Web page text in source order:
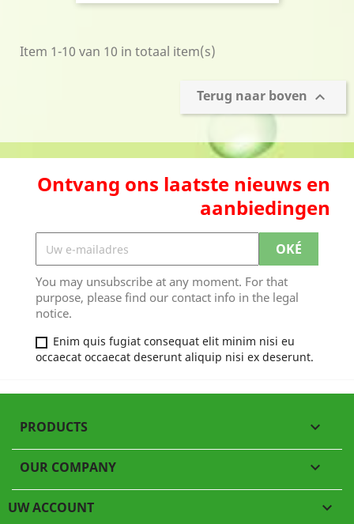
Item 1-10 van 10 in totaal item(s)
Terug naar boven 
Ontvang ons laatste nieuws en
aanbiedingen
You may unsubscribe at any moment. For that
purpose, please find our contact info in the legal
notice.
Enim quis fugiat consequat elit minim nisi eu
occaecat occaecat deserunt aliquip nisi ex deserunt.
PRODUCTS 
OUR COMPANY 
UW ACCOUNT 